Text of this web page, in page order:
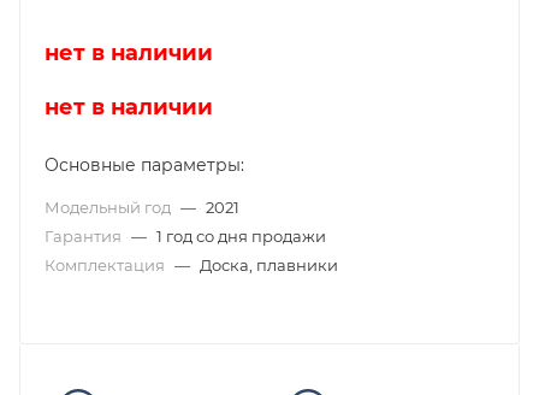
нет в наличии
нет в наличии
Основные параметры:
Модельный год — 2021
Гарантия — 1 год со дня продажи
Комплектация — Доска, плавники